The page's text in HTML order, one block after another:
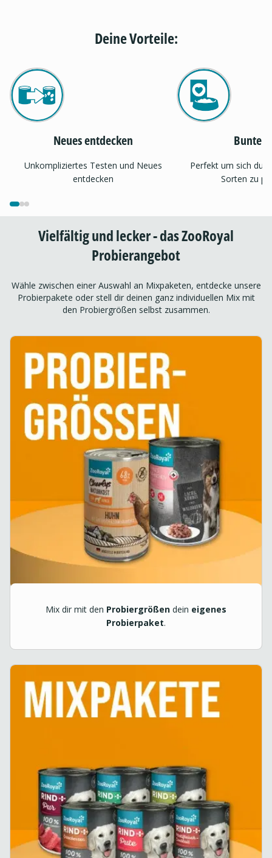
Deine Vorteile:
Neues entdecken
Unkompliziertes Testen und Neues
entdecken
Bunter
Perfekt um sich
Sorten zu
Vielfältig und lecker - das ZooRoyal
Probierangebot
Wähle zwischen einer Auswahl an Mixpaketen, entdecke unsere
Probierpakete oder stell dir deinen ganz individuellen Mix mit
den Probiergrößen selbst zusammen.
Mix dir mit den Probiergrößen dein eigenes
Probierpaket.